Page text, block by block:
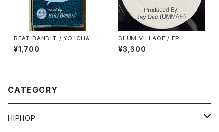
BEAT BANDIT / YO！CHA' R
APS
¥1,700
SLUM VILLAGE / EP
¥3,600
CATEGORY
HIPHOP